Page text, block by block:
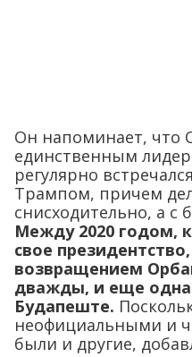
Он напоминает, что
единственным
регулярно
Трампом, причем
снисходительно, а
Между 2020 годом,
свое
возвращением
дважды, и еще одна
Будапеште.
неофициальными и
были и другие,